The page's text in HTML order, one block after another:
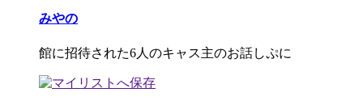
みやの
館に招待された6人のキャス主のお話しぷに